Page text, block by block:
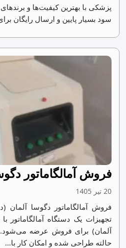
پزشکی با بهترین کیفیت‌ها و
سود بسیار پایین و ارسال رایگان
فروش آمالگاماتور
20 تیر 1405
فروش آمالگاماتور دگوسا آلمان
تجهیزات یک دستگاه آمالگاماتور
آلمان) برای فروش عرضه
حالته طراحی شده و امکان کار با...